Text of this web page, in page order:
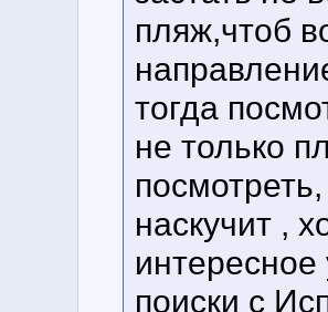
пляж,чтоб
тогда
не только
наскучит ,
поиски с